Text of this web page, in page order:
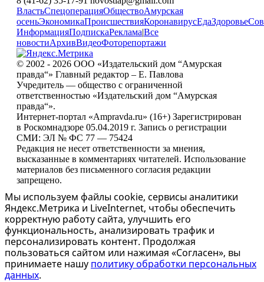
ВластьСпецоперацияОбществоАмурская
осеньЭкономикаПроисшествияКоронавирусЕдаЗдоровье
ИнформацияПодпискаРеклама|Все
новостиАрхивВидеоФоторепортажи
© 2002 - 2026 ООО «Издательский дом “Амурская
правда“» Главный редактор – Е. Павлова
Учредитель — общество с ограниченной
ответственностью «Издательский дом “Амурская
правда“».
Интернет-портал «Ampravda.ru» (16+) Зарегистрирован
в Роскомнадзоре 05.04.2019 г. Запись о регистрации
СМИ: ЭЛ № ФС 77 — 75424
Редакция не несет ответственности за мнения,
высказанные в комментариях читателей. Использование
материалов без письменного согласия редакции
запрещено.
Мы используем файлы cookie, сервисы аналитики
Яндекс.Метрика и LiveInternet, чтобы обеспечить
корректную работу сайта, улучшить его
функциональность, анализировать трафик и
персонализировать контент. Продолжая
пользоваться сайтом или нажимая «Согласен», вы
принимаете нашу политику обработки персональных
данных.